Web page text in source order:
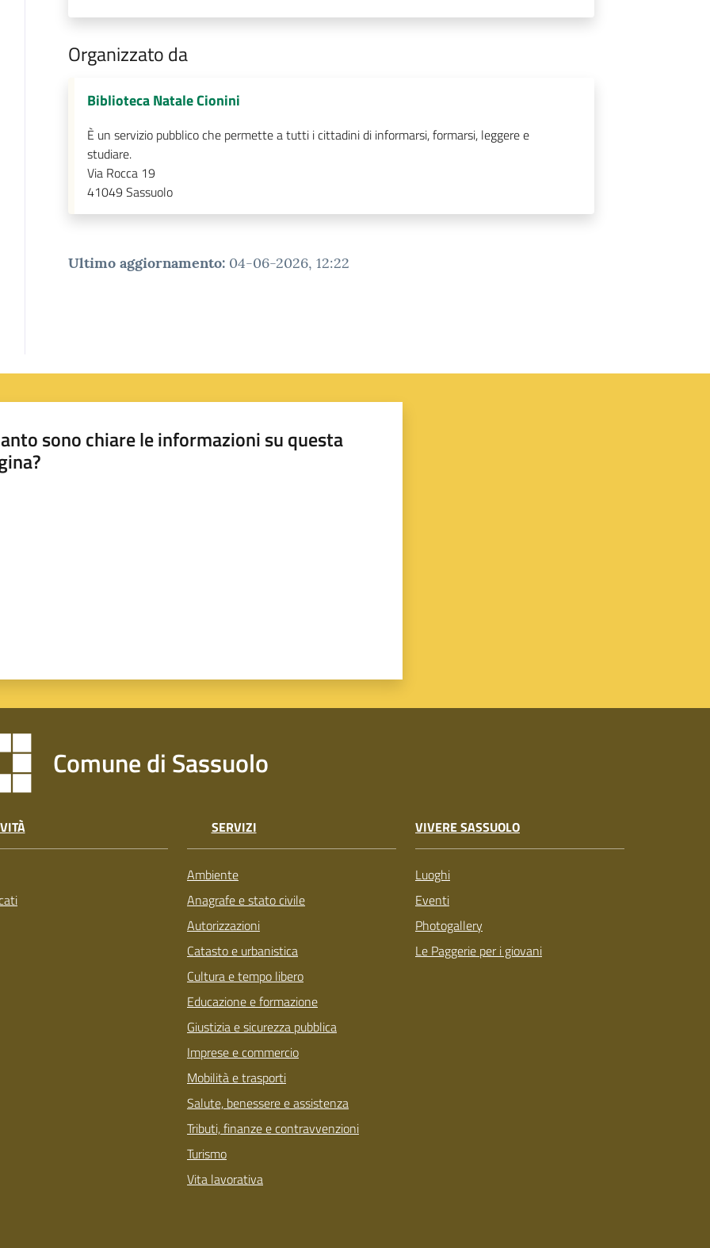
Organizzato da
Biblioteca Natale Cionini
È un servizio pubblico che permette a tutti i cittadini di informarsi, formarsi, leggere e
studiare.
Via Rocca 19
41049 Sassuolo
Ultimo aggiornamento: 04-06-2026, 12:22
sono chiare le informazioni su questa
Comune di Sassuolo
SERVIZI
Ambiente
Anagrafe e stato civile
Autorizzazioni
Catasto e urbanistica
Cultura e tempo libero
Educazione e formazione
Giustizia e sicurezza pubblica
Imprese e commercio
Mobilità e trasporti
Salute, benessere e assistenza
Tributi, finanze e contravvenzioni
Turismo
Vita lavorativa
VIVERE SASSUOLO
Luoghi
Eventi
Photogallery
Le Paggerie per i giovani